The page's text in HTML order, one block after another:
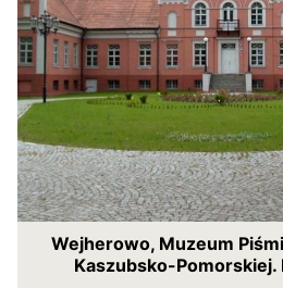
Wejherowo, Muzeum
Kaszubsko-Pomorskiej.